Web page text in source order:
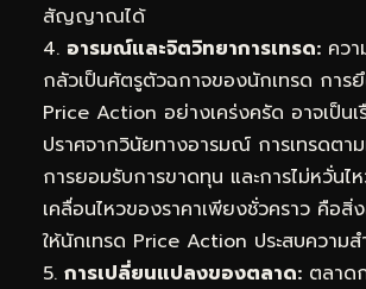
สัญญาณได้
4. อารมณ์และจิตวิทยาการเทรด: ควา
กลัวเป็นศัตรูตัวฉกาจของนักเทรด กา
Price Action อย่างเคร่งครัด อาจเป็น
ปราศจากวินัยทางอารมณ์ การเทรดตา
การยอมรับการขาดทุน และการไม่หวั่นไ
เคลื่อนไหวของราคาเพียงชั่วคราว คือ
ให้นักเทรด Price Action ประสบความส
5. การเปลี่ยนแปลงของตลาด: ตลาด